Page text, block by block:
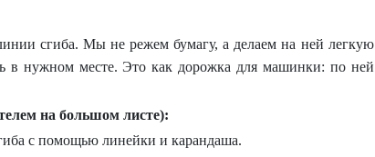
сгиба. Мы не режем бумагу, а делаем на ней легкую
в нужном месте. Это как дорожка для машинки: по ней
на большом листе):
с помощью линейки и карандаша.